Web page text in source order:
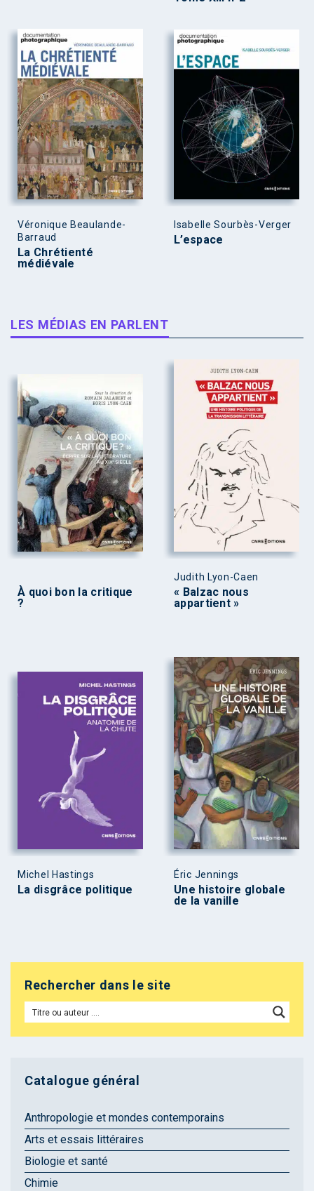
Véronique Beaulande-
Barraud
La Chrétienté
médiévale
Isabelle Sourbès-Verger
L’espace
LES MÉDIAS EN PARLENT
À quoi bon la critique
?
Judith Lyon-Caen
« Balzac nous
appartient »
Michel Hastings
La disgrâce politique
Éric Jennings
Une histoire globale
de la vanille
Rechercher dans le site
Catalogue général
Anthropologie et mondes contemporains
Arts et essais littéraires
Biologie et santé
Chimie